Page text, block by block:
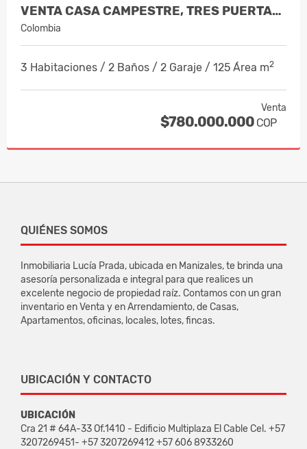
VENTA CASA CAMPESTRE, TRES PUERTAS,…
Colombia
3 Habitaciones / 2 Baños / 2 Garaje / 125 Área m2
Venta
$780.000.000 COP
QUIÉNES SOMOS
Inmobiliaria Lucía Prada, ubicada en Manizales, te brinda una
asesoría personalizada e integral para que realices un
excelente negocio de propiedad raíz. Contamos con un gran
inventario en Venta y en Arrendamiento, de Casas,
Apartamentos, oficinas, locales, lotes, fincas.
UBICACIÓN Y CONTACTO
UBICACIÓN
Cra 21 # 64A-33 Of.1410 - Edificio Multiplaza El Cable Cel. +57
3207269451- +57 3207269412 +57 606 8933260